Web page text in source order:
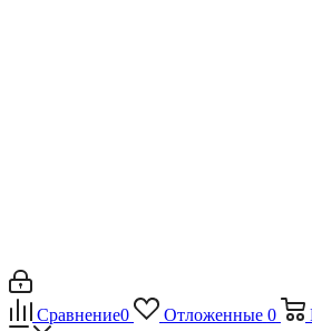
Сравнение0 Отложенные 0